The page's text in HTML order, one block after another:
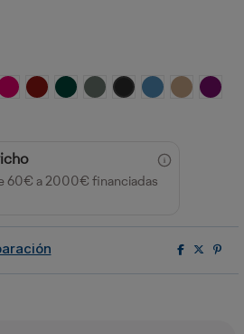
ROSETONGRANATEVERDE BOTELLA
PLOMONEGRO VIGORE
ROYAL VIGORE
ARENA
60€ a 2000€ financiadas